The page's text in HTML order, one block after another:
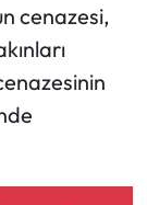
cenazesi,